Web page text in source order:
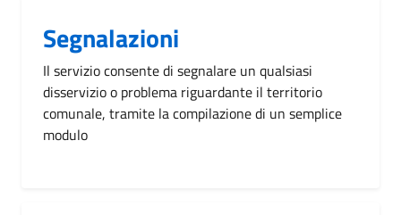
Segnalazioni
Il servizio consente di segnalare un qualsiasi
disservizio o problema riguardante il territorio
comunale, tramite la compilazione di un semplice
modulo